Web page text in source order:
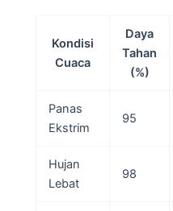
Kondisi
Cuaca
Daya
Tahan
(%)
Panas
Ekstrim
95
Hujan
Lebat
98